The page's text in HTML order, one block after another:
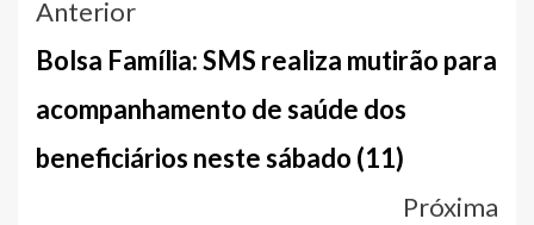
Navegação
entre
notícias
Anterior
Bolsa Família: SMS realiza mutirão para
acompanhamento de saúde dos
beneficiários neste sábado (11)
Próxima